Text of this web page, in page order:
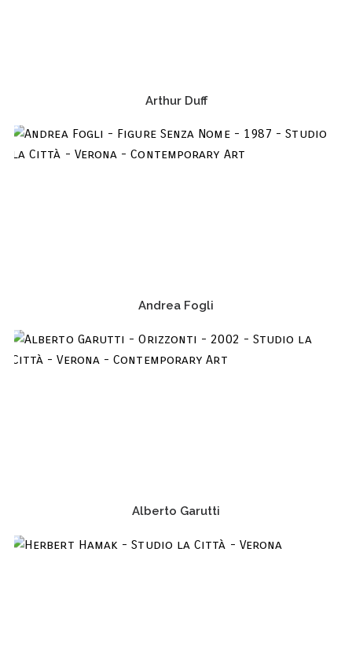
Arthur Duff
Andrea Fogli
Alberto Garutti